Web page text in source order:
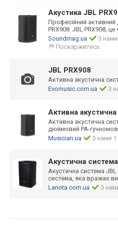
Акустика JBL
Професійний
PRX908. JBL PRX908,
Soundmag.ua
З нами
Поскаржитись
JBL PRX908
Активна акустична
Evomusic.com.ua
З
Активна
Активна акустична
дюймовий PA-
Musician.ua
З нами 1
Акустична
Акустична система JBL
система, яка вражає
Lanota.com.ua
З